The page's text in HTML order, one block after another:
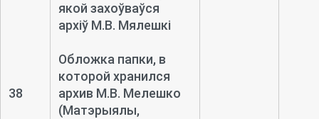
38
якой захоўваўся
архіў М.В. Мялешкі
Обложка папки, в
которой хранился
архив М.В. Мелешко
(Матэрыялы,